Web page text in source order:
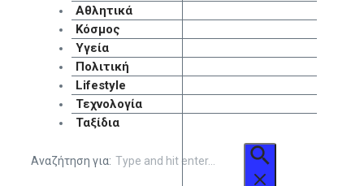
Αθλητικά
Κόσμος
Υγεία
Πολιτική
Lifestyle
Τεχνολογία
Ταξίδια
Αναζήτηση για: